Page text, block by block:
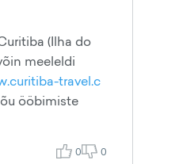
(Ilha do
meeleldi
travel.c
ööbimiste
0 0